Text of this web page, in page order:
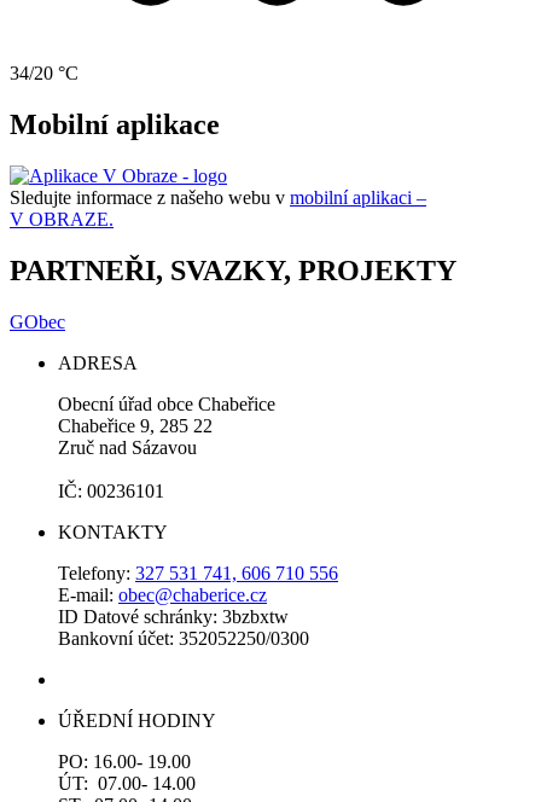
34/20 °C
Mobilní aplikace
Sledujte informace z našeho webu v mobilní aplikaci –
V OBRAZE.
PARTNEŘI, SVAZKY, PROJEKTY
GObec
ADRESA
Obecní úřad obce Chabeřice
Chabeřice 9, 285 22
Zruč nad Sázavou
IČ: 00236101
KONTAKTY
Telefony: 327 531 741, 606 710 556
E-mail: obec@chaberice.cz
ID Datové schránky: 3bzbxtw
Bankovní účet: 352052250/0300
ÚŘEDNÍ HODINY
PO: 16.00- 19.00
ÚT: 07.00- 14.00